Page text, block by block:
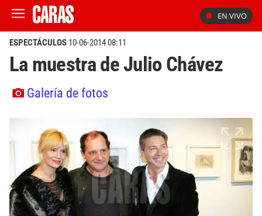
EN VIVO
ESPECTÁCULOS 10-06-2014 08:11
La muestra de Julio Chávez
Galería de fotos